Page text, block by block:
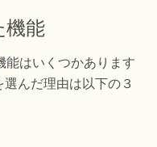
能
能はいくつかあります
んだ理由は以下の３